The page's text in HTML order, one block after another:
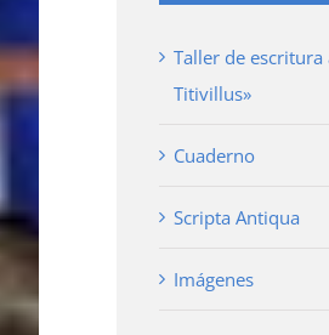
Taller de
Titivillus»
Cuaderno
Scripta Antiqua
Imágenes